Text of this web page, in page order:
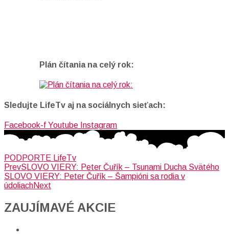
Plán čítania na celý rok:
Sledujte LifeTv aj na sociálnych sieťach:
Facebook-f Youtube Instagram
PODPORTE LifeTv
PrevSLOVO VIERY: Peter Čuřík – Tsunami Ducha Svätého
SLOVO VIERY: Peter Čuřík – Šampióni sa rodia v
údoliachNext
ZAUJÍMAVÉ AKCIE​